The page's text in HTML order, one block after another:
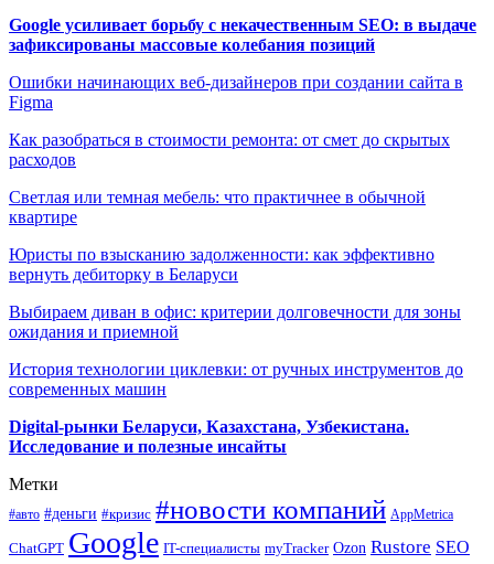
Google усиливает борьбу с некачественным SEO: в выдаче
зафиксированы массовые колебания позиций
Ошибки начинающих веб-дизайнеров при создании сайта в
Figma
Как разобраться в стоимости ремонта: от смет до скрытых
расходов
Светлая или темная мебель: что практичнее в обычной
квартире
Юристы по взысканию задолженности: как эффективно
вернуть дебиторку в Беларуси
Выбираем диван в офис: критерии долговечности для зоны
ожидания и приемной
История технологии циклевки: от ручных инструментов до
современных машин
Digital-рынки Беларуси, Казахстана, Узбекистана.
Исследование и полезные инсайты
Метки
#авто #деньги #кризис #новости компаний AppMetrica
ChatGPT Google IT-специалисты myTracker Ozon Rustore SEO